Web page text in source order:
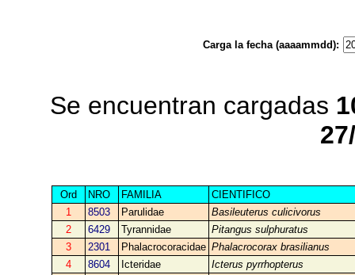
Carga la fecha (aaaammdd):
Se encuentran cargadas
Ord NRO FAMILIA
CIENTIFICO
1
8503 Parulidae
Basileuterus culicivorus
2
6429 Tyrannidae
Pitangus sulphuratus
3
2301 Phalacrocoracidae Phalacrocorax brasilianus
4
8604 Icteridae
Icterus pyrrhopterus